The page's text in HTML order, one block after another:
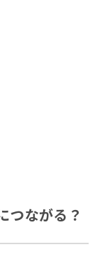
つながる？